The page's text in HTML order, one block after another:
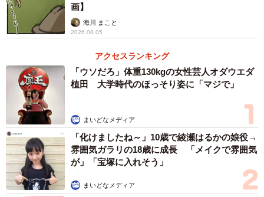
普通に笑いました。面白いなーと思いましたね。
すか？
全く気にしてませんね。
ーお子さんの好きな食べ物は大きくなっていくうちに変わ
っているのでしょうか？
変わります。そばとか鍋が好きだった時期もありました
し、今はお店のクレープが1番好きです。
画】
海川 まこと
2026.08.05
アクセスランキング
「ウソだろ」体重130kgの女性芸人オダウエダ
植田 大学時代のほっそり姿に「マジで」
まいどなメディア
「化けましたね～」10歳で綾瀬はるかの娘役→
雰囲気ガラリの18歳に成長 「メイクで雰囲気
が」「宝塚に入れそう」
まいどなメディア